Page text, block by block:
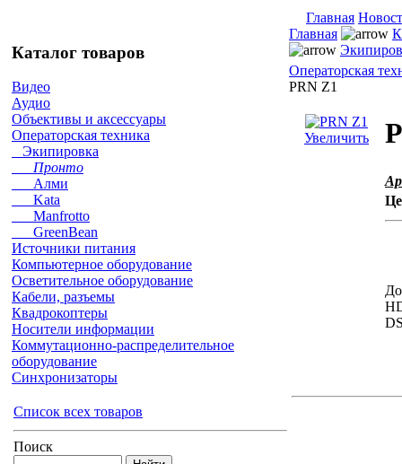
Главная
Каталог товаров
Видео
Аудио
Объективы и аксессуары
Операторская техника
Экипировка
Пронто
Алми
Kata
Manfrotto
GreenBean
Источники питания
Компьютерное оборудование
Осветительное оборудование
Кабели, разъемы
Квадрокоптеры
Носители информации
Коммутационно-распределительное
оборудование
Синхронизаторы
Список всех товаров
Поиск
Главная
Операторская
PRN Z1
Увеличить